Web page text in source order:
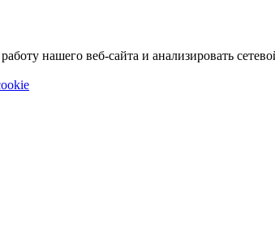
нашего веб-сайта и анализировать